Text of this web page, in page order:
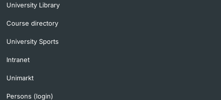
University Library
Course directory
University Sports
Intranet
Unimarkt
Persons (login)